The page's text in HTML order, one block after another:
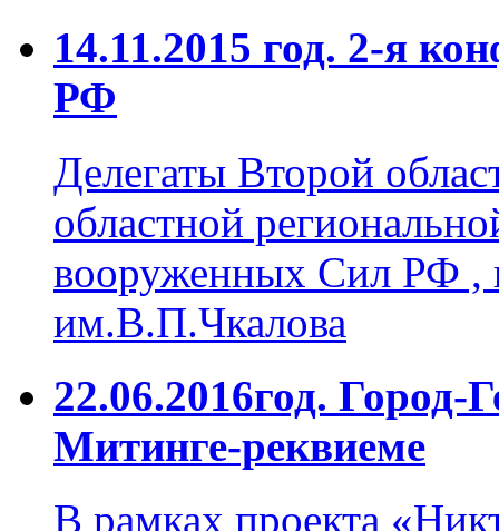
14.11.2015 год. 2-я
РФ
Делегаты Второй
областной
вооруженных Сил РФ ,
им.В.П.Чкалова
22.06.2016год. Город-
Митинге-реквиеме
В рамках проекта